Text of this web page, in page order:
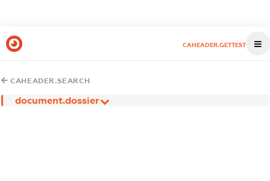
CAHEADER.GETTEST
CAHEADER.SEARCH
document.dossier